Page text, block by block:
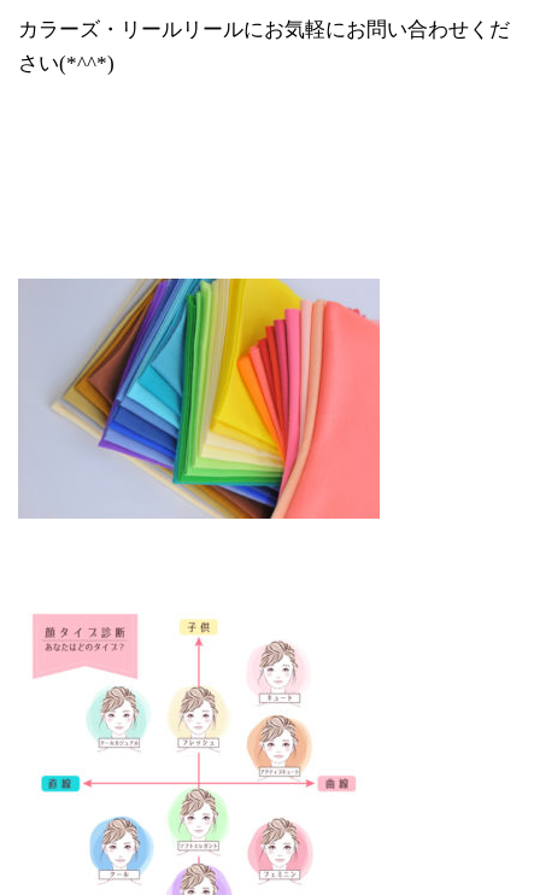
カラーズ・リールリールにお気軽にお問い合わせくだ
さい(*^^*)